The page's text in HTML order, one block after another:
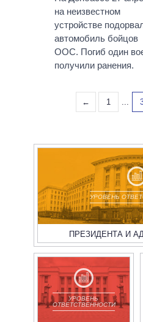
на неизвестном
устройстве
автомобиль бойцов
ООС. Погиб один
получили ранения.
← 1 ...
УРОВЕНЬ
ПРЕЗИДЕНТА И
УРОВЕНЬ
ОТВЕТСТВЕННОСТИ